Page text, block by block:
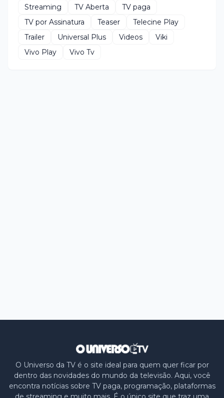
Streaming
TV Aberta
TV paga
TV por Assinatura
Teaser
Telecine Play
Trailer
Universal Plus Videos
Viki
Vivo Play
Vivo Tv
O Universo da TV é o site ideal para quem quer ficar por
dentro das novidades do mundo da televisão. Aqui, você
encontra notícias sobre TV paga, programação, plataformas